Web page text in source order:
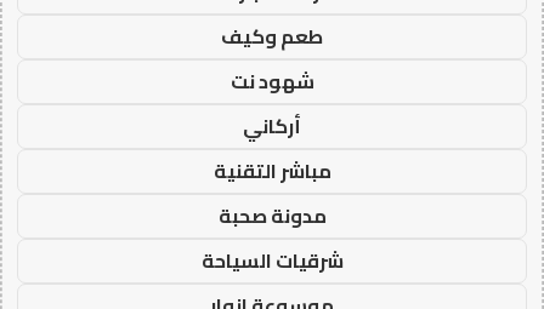
طعم وكيف
شهود نت
أركاني
مباشر التقنية
مدونة صحبة
شرقيات السياحة